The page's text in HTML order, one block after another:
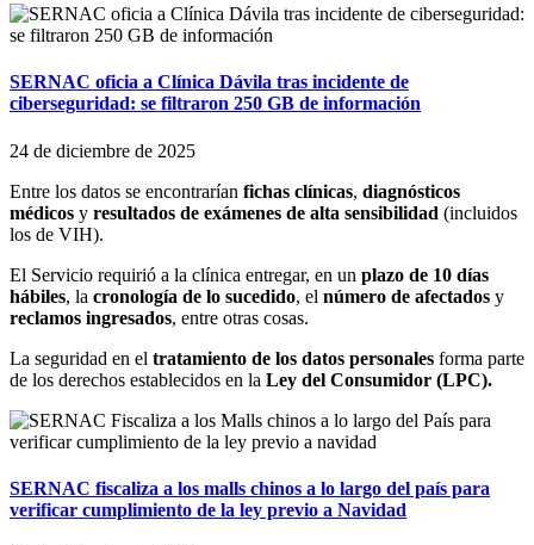
SERNAC oficia a Clínica Dávila tras incidente de
ciberseguridad: se filtraron 250 GB de información
24 de diciembre de 2025
Entre los datos se encontrarían fichas clínicas, diagnósticos
médicos y resultados de exámenes de alta sensibilidad (incluidos
los de VIH).
El Servicio requirió a la clínica entregar, en un plazo de 10 días
hábiles, la cronología de lo sucedido, el número de afectados y
reclamos ingresados, entre otras cosas.
La seguridad en el tratamiento de los datos personales forma parte
de los derechos establecidos en la Ley del Consumidor (LPC).
SERNAC fiscaliza a los malls chinos a lo largo del país para
verificar cumplimiento de la ley previo a Navidad